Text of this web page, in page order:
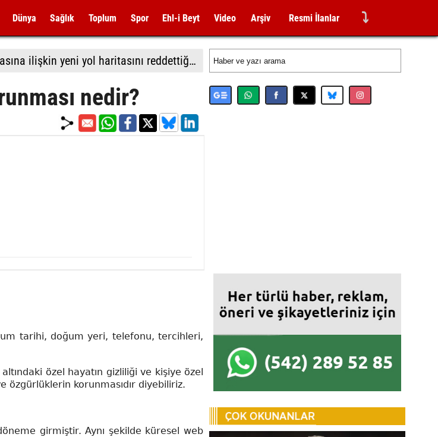
Dünya Sağlık Toplum Spor Ehl-i Beyt Video Arşiv Resmi İlanlar ⤵
İsrail'in Gazze'de ateşkesin ikinci aşamasının uygulanmasına ilişkin yeni yol haritasını reddettiği bildirildi
nedir?
tarihi, doğum yeri, telefonu, tercihleri,
özel hayatın gizliliği ve kişiye özel
özgürlüklerin korunmasıdır diyebiliriz.
girmiştir. Aynı şekilde küresel web